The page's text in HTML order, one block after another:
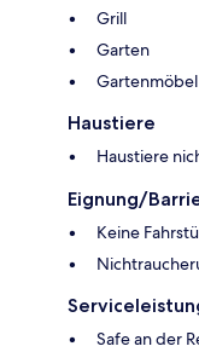
Grill
Garten
Gartenmöbel
Haustiere
Haustiere
Eignung/
Keine
Safe an der